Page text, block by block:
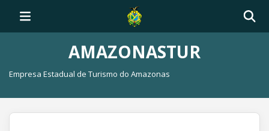
AMAZONASTUR
Empresa Estadual de Turismo do Amazonas